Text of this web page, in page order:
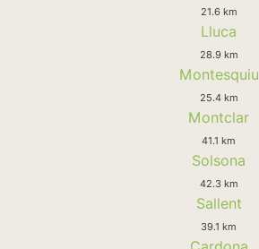
21.6 km
Lluca
28.9 km
Montesquiu
25.4 km
Montclar
41.1 km
Solsona
42.3 km
Sallent
39.1 km